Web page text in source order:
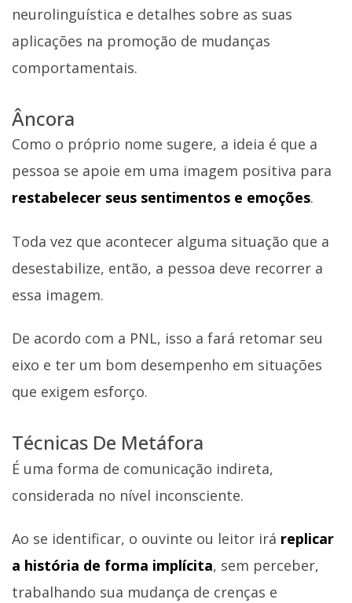
neurolinguística e detalhes sobre as suas
aplicações na promoção de mudanças
comportamentais.
Âncora
Como o próprio nome sugere, a ideia é que a
pessoa se apoie em uma imagem positiva para
restabelecer seus sentimentos e emoções.
Toda vez que acontecer alguma situação que a
desestabilize, então, a pessoa deve recorrer a
essa imagem.
De acordo com a PNL, isso a fará retomar seu
eixo e ter um bom desempenho em situações
que exigem esforço.
Técnicas De Metáfora
É uma forma de comunicação indireta,
considerada no nível inconsciente.
Ao se identificar, o ouvinte ou leitor irá replicar
a história de forma implícita, sem perceber,
trabalhando sua mudança de crenças e